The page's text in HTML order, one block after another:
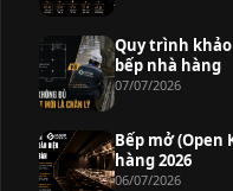
Quy trình
bếp nhà hàng
07/07/2026
Bếp mở
hàng 2026
06/07/2026